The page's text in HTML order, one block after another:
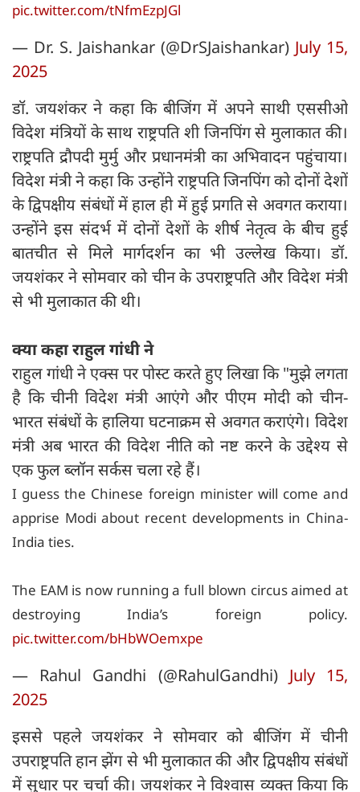
pic.twitter.com/tNfmEzpJGl
— Dr. S. Jaishankar (@DrSJaishankar) July 15,
2025
डॉ. जयशंकर ने कहा कि बीजिंग में अपने साथी एससीओ
विदेश मंत्रियों के साथ राष्ट्रपति शी जिनपिंग से मुलाकात की।
राष्ट्रपति द्रौपदी मुर्मु और प्रधानमंत्री का अभिवादन पहुंचाया।
विदेश मंत्री ने कहा कि उन्होंने राष्ट्रपति जिनपिंग को दोनों देशों
के द्विपक्षीय संबंधों में हाल ही में हुई प्रगति से अवगत कराया।
उन्होंने इस संदर्भ में दोनों देशों के शीर्ष नेतृत्व के बीच हुई
बातचीत से मिले मार्गदर्शन का भी उल्लेख किया। डॉ.
जयशंकर ने सोमवार को चीन के उपराष्ट्रपति और विदेश मंत्री
से भी मुलाकात की थी।
क्या कहा राहुल गांधी ने
राहुल गांधी ने एक्स पर पोस्ट करते हुए लिखा कि "मुझे लगता
है कि चीनी विदेश मंत्री आएंगे और पीएम मोदी को चीन-
भारत संबंधों के हालिया घटनाक्रम से अवगत कराएंगे। विदेश
मंत्री अब भारत की विदेश नीति को नष्ट करने के उद्देश्य से
एक फुल ब्लॉन सर्कस चला रहे हैं।
I guess the Chinese foreign minister will come and
apprise Modi about recent developments in China-
India ties.
The EAM is now running a full blown circus aimed at
destroying India’s foreign policy.
pic.twitter.com/bHbWOemxpe
— Rahul Gandhi (@RahulGandhi) July 15,
2025
इससे पहले जयशंकर ने सोमवार को बीजिंग में चीनी
उपराष्ट्रपति हान झेंग से भी मुलाकात की और द्विपक्षीय संबंधों
में सुधार पर चर्चा की। जयशंकर ने विश्वास व्यक्त किया कि